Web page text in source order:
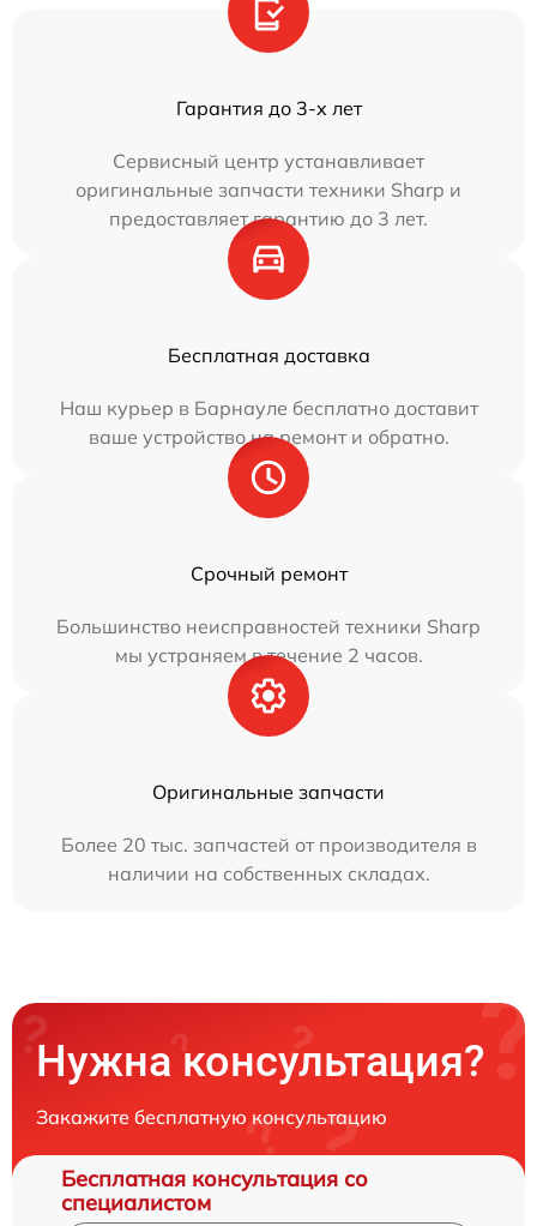
Гарантия до 3-х лет
Сервисный центр устанавливает
оригинальные запчасти техники Sharp и
предоставляет гарантию до 3 лет.
Бесплатная доставка
Наш курьер в Барнауле бесплатно доставит
ваше устройство на ремонт и обратно.
Срочный ремонт
Большинство неисправностей техники Sharp
мы устраняем в течение 2 часов.
Оригинальные запчасти
Более 20 тыс. запчастей от производителя в
наличии на собственных складах.
Нужна консультация?
Закажите бесплатную консультацию
Бесплатная консультация со
специалистом